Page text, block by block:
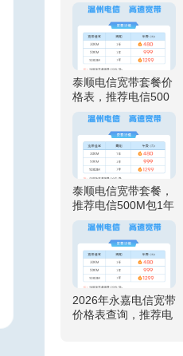
999元
泰顺电信宽带套餐价
格表，推荐电信500
泰顺电信宽带套餐，
推荐电信500M包1年
2026年永嘉电信宽带
价格表查询，推荐电